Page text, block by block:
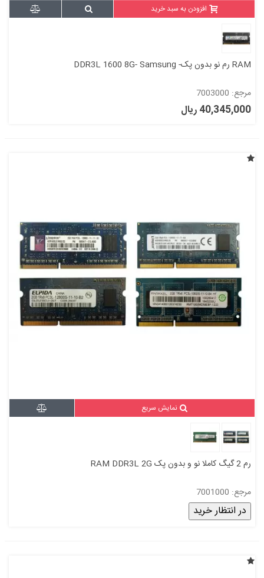
افزودن به سبد خرید
RAM رم نو بدون پک- DDR3L 1600 8G- Samsung
مرجع: 7003000
40,345,000 ریال
نمایش سریع
رم 2 گیگ کاملا نو و بدون پک RAM DDR3L 2G
مرجع: 7001000
در انتظار خرید